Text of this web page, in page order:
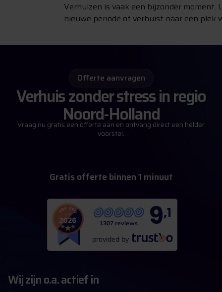
Verhuizen is vaak een bijzonder
nieuwe periode of verhuist naar een plek
Offerte aanvragen
Verhuis zonder stress in regio
Noord-Holland
Vraag nu gratis een offerte aan en ontvang direct een helder
voorstel.
Gratisofferte binnen1 minuut
1307 reviews 9,1
provided by
Wij zijn o.a. actief in